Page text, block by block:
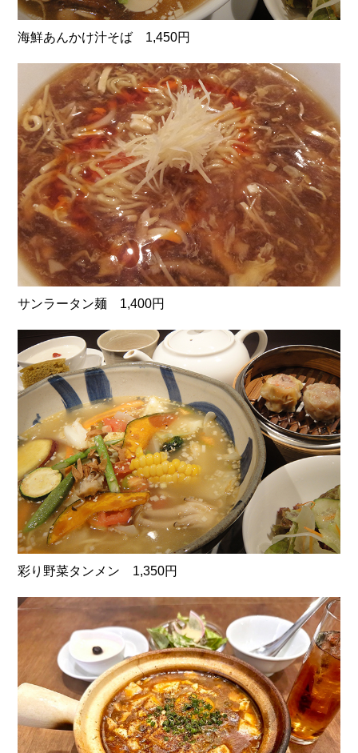
海鮮あんかけ汁そば 1,450円
サンラータン麺 1,400円
彩り野菜タンメン 1,350円